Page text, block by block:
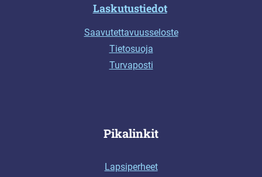
Laskutustiedot
Saavutettavuusseloste
Tietosuoja
Turvaposti
Pikalinkit
Lapsiperheet